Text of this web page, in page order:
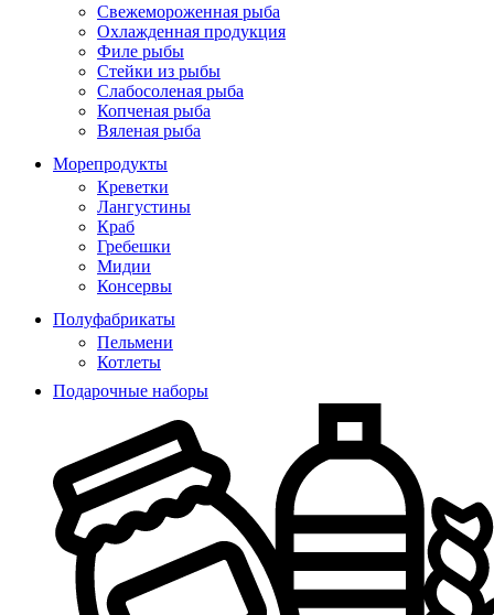
Свежемороженная рыба
Охлажденная продукция
Филе рыбы
Стейки из рыбы
Слабосоленая рыба
Копченая рыба
Вяленая рыба
Морепродукты
Креветки
Лангустины
Краб
Гребешки
Мидии
Консервы
Полуфабрикаты
Пельмени
Котлеты
Подарочные наборы